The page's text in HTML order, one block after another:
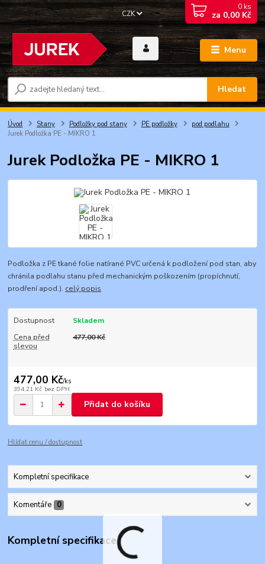
Menu
CZK
Hledat
0 ks
za 0,00 Kč
Úvod Stany Podložky pod stany PE podložky
pod podlahu
Jurek Podložka PE - MIKRO 1
Jurek Podložka PE - MIKRO 1
Podložka z PE tkané folie natírané PVC určená k podložení pod stan, aby
chránila podlahu stanu před mechanickým poškozením (propíchnutí,
prodření apod.). celý popis
Dostupnost
Skladem
Cena před
slevou
477,00 Kč
477,00 Kč/ks
394,21 Kč bez DPH
Přidat do košíku
Hlídat cenu / dostupnost
Kompletní specifikace
Komentáře 0
Kompletní specifikace